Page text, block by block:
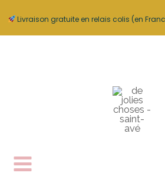
Livraison gratuite en relais colis (en